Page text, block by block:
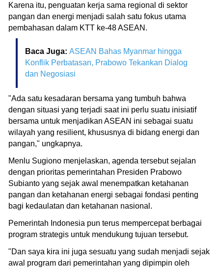
Karena itu, penguatan kerja sama regional di sektor
pangan dan energi menjadi salah satu fokus utama
pembahasan dalam KTT ke-48 ASEAN.
Baca Juga: ASEAN Bahas Myanmar hingga
Konflik Perbatasan, Prabowo Tekankan Dialog
dan Negosiasi
"Ada satu kesadaran bersama yang tumbuh bahwa
dengan situasi yang terjadi saat ini perlu suatu inisiatif
bersama untuk menjadikan ASEAN ini sebagai suatu
wilayah yang resilient, khususnya di bidang energi dan
pangan," ungkapnya.
Menlu Sugiono menjelaskan, agenda tersebut sejalan
dengan prioritas pemerintahan Presiden Prabowo
Subianto yang sejak awal menempatkan ketahanan
pangan dan ketahanan energi sebagai fondasi penting
bagi kedaulatan dan ketahanan nasional.
Pemerintah Indonesia pun terus mempercepat berbagai
program strategis untuk mendukung tujuan tersebut.
"Dan saya kira ini juga sesuatu yang sudah menjadi sejak
awal program dari pemerintahan yang dipimpin oleh